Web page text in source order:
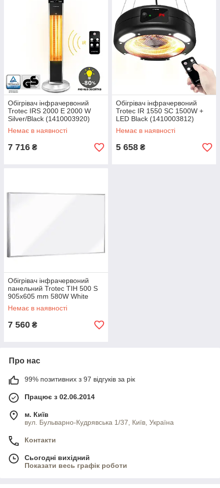
Обігрівач інфрачервоний
Trotec IRS 2000 E 2000 W
Silver/Black (1410003920)
Немає в наявності
7 716 ₴
Обігрівач інфрачервоний
Trotec IR 1550 SC 1500W +
LED Black (1410003812)
Немає в наявності
5 658 ₴
Обігрівач інфрачервоний
панельний Trotec TIH 500 S
905x605 mm 580W White
(1410003012)
Немає в наявності
7 560 ₴
Про нас
99% позитивних з 97 відгуків за рік
Працює з 02.06.2014
м. Київ
вул. Бульварно-Кудрявська 1/37, Київ, Україна
Контакти
Сьогодні вихідний
Показати весь графік роботи